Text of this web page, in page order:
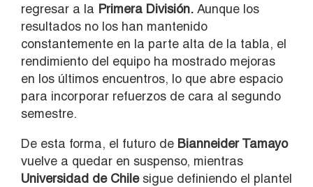
regresar a la Primera División. Aunque los
resultados no los han mantenido
constantemente en la parte alta de la tabla, el
rendimiento del equipo ha mostrado mejoras
en los últimos encuentros, lo que abre espacio
para incorporar refuerzos de cara al segundo
semestre.
De esta forma, el futuro de Bianneider Tamayo
vuelve a quedar en suspenso, mientras
Universidad de Chilesigue definiendo el plantel